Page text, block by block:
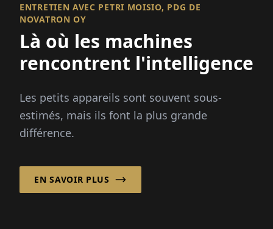
ENTRETIEN AVEC PETRI MOISIO, PDG DE
NOVATRON OY
Là où les machines
rencontrent l'intelligence
Les petits appareils sont souvent sous-
estimés, mais ils font la plus grande
différence.
EN SAVOIR PLUS